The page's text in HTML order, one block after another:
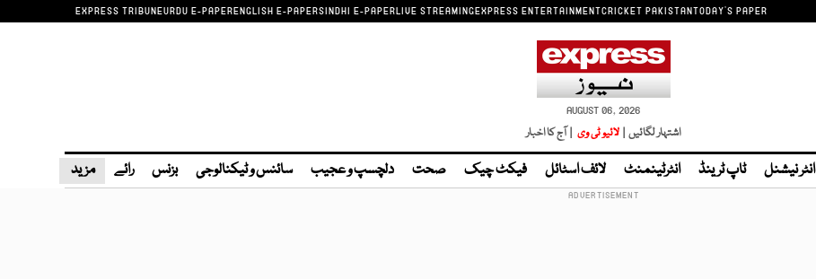
EXPRESS TRIBUNEURDU E-PAPERENGLISH E-PAPERSINDHI E-PAPERLIVE STREAMINGEXPRESS ENTERTAINMENTCRICKET PAKISTANTODAY'S PAPER
AUGUST 06, 2026
اشتہار لگائیں | لائیو ٹی وی | آج کا اخبار
انٹر نیشنل ٹاپ ٹرینڈ انٹرٹینمنٹ لائف اسٹائل فیکٹ چیک صحت دلچسپ و عجیب سائنس و ٹیکنالوجی بزنس رائے مزید